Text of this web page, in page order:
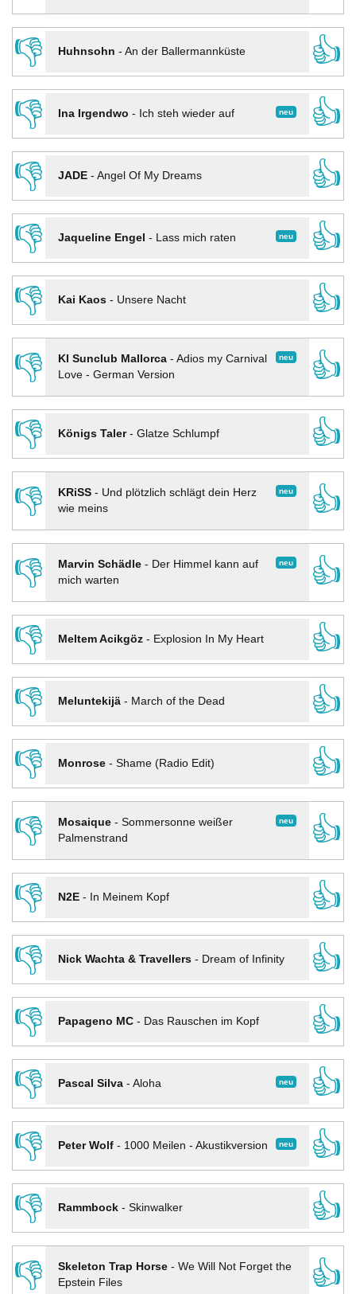
👎
Huhnsohn - An der Ballermannküste
👍
👎
neu
Ina Irgendwo - Ich steh wieder auf
👍
👎
JADE- Angel Of My Dreams
👍
👎
neu
Jaqueline Engel - Lass mich raten
👍
👎
Kai Kaos- Unsere Nacht
👍
👎
neu
KI Sunclub Mallorca- Adios my Carnival
Love - German Version
👍
👎
Königs Taler- Glatze Schlumpf
👍
👎
neu
KRiSS- Und plötzlich schlägt dein Herz
wie meins
👍
👎 neu
Marvin Schädle- Der Himmel kann auf
mich warten
👍
👎
Meltem Acikgöz- Explosion In My Heart
👍
👎
Meluntekijä- March of the Dead
👍
👎
Monrose- Shame (Radio Edit)
👍
👎
neu
Mosaique- Sommersonne weißer
Palmenstrand
👍
👎
N2E- In Meinem Kopf
👍
👎
Nick Wachta & Travellers- Dream of Infinity
👍
👎
Papageno MC- Das Rauschen im Kopf
👍
👎
neu
Pascal Silva- Aloha
👍
👎
neu
Peter Wolf- 1000 Meilen - Akustikversion
👍
👎
Rammbock- Skinwalker
👍
👎
Skeleton Trap Horse- We Will Not Forget the
Epstein Files
👍